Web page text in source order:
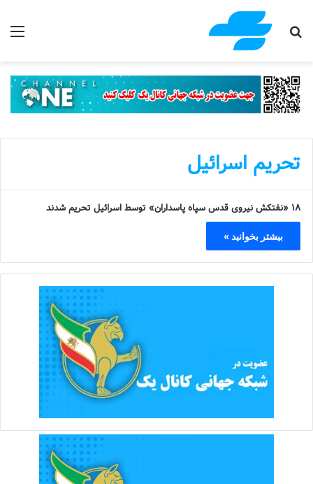
جستجو برای
تحریم اسرائیل
۱۸ «نفتکش نیروی قدس سپاه پاسداران» توسط اسرائیل تحریم شدند
بیشتر بخوانید »